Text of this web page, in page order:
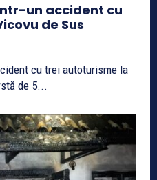
un accident cu
de Sus
cu trei autoturisme la
vârstă de 5...